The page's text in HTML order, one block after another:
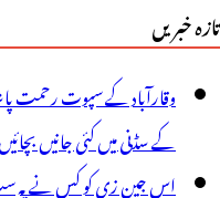
اضافہ
کرنے
تازہ خبریں
وقارآباد کے سپوت رحمت
کے سڈنی میں کئی جانیں
اس جین زی کو کس نے یہ سب